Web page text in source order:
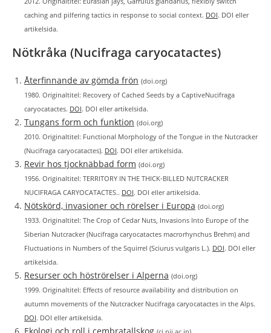
caching and pilfering tactics in response to social context. DOI. DOI eller
artikelsida.
Nötkråka (Nucifraga caryocatactes)
Återfinnande av gömda frön (doi.org)
1980. Originaltitel: Recovery of Cached Seeds by a CaptiveNucifraga
caryocatactes. DOI. DOI eller artikelsida.
Tungans form och funktion (doi.org)
2010. Originaltitel: Functional Morphology of the Tongue in the Nutcracker
(Nucifraga caryocatactes). DOI. DOI eller artikelsida.
Revir hos tjocknäbbad form (doi.org)
1956. Originaltitel: TERRITORY IN THE THICK‐BILLED NUTCRACKER
NUCIFRAGA CARYOCATACTES.. DOI. DOI eller artikelsida.
Nötskörd, invasioner och rörelser i Europa (doi.org)
1933. Originaltitel: The Crop of Cedar Nuts, Invasions Into Europe of the
Siberian Nutcracker (Nucifraga caryocatactes macrorhynchus Brehm) and
Fluctuations in Numbers of the Squirrel (Sciurus vulgaris L.). DOI. DOI eller
artikelsida.
Resurser och höströrelser i Alperna (doi.org)
1999. Originaltitel: Effects of resource availability and distribution on
autumn movements of the Nutcracker Nucifraga caryocatactes in the Alps.
DOI. DOI eller artikelsida.
Ekologi och roll i cembratallskog (ci.nii.ac.jp)